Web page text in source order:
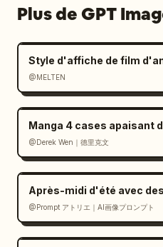
Plus de GPT
Style d'affiche de film
@MELTEN
Manga 4 cases apaisant
@Derek Wen｜德里克文
Après-midi d'été avec
@Prompt アトリエ｜AI画像プロンプト